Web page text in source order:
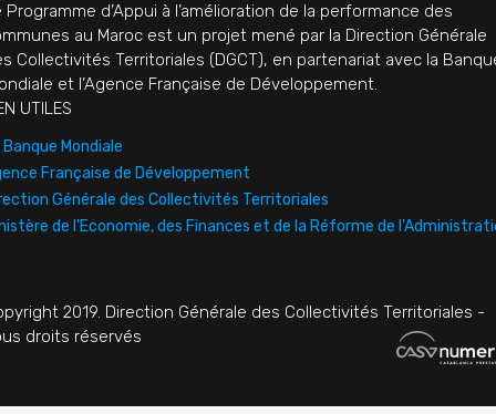
Programme d’Appui à l’amélioration de la performance des
au Maroc est un projet mené par la Direction Générale
Collectivités Territoriales (DGCT), en partenariat avec la
et l’Agence Française de Développement.
UTILES
Banque Mondiale
Française de Développement
Générale des Collectivités Territoriales
de l'Economie, des Finances et de la Réforme de
2019. Direction Générale des Collectivités Territoriales -
droits réservés